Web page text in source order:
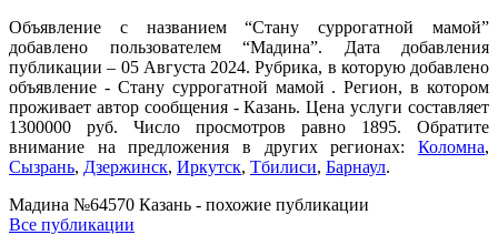
Объявление с названием “Стану суррогатной мамой”
добавлено пользователем “Мадина”. Дата добавления
публикации – 05 Августа 2024. Рубрика, в которую добавлено
объявление - Cтану суррогатной мамой . Регион, в котором
проживает автор сообщения - Казань. Цена услуги составляет
1300000 руб. Число просмотров равно 1895. Обратите
внимание на предложения в других регионах: Коломна,
Сызрань, Дзержинск, Иркутск, Тбилиси, Барнаул.
Мадина №64570 Казань - похожие публикации
Все публикации